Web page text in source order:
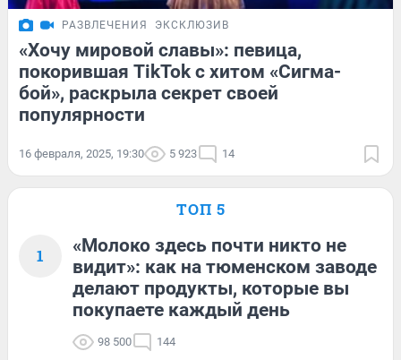
РАЗВЛЕЧЕНИЯ ЭКСКЛЮЗИВ
«Хочу мировой славы»: певица,
покорившая TikTok с хитом «Сигма-
бой», раскрыла секрет своей
популярности
16 февраля, 2025, 19:30 5 923 14
ТОП 5
1
«Молоко здесь почти никто не
видит»: как на тюменском заводе
делают продукты, которые вы
покупаете каждый день
98 500 144